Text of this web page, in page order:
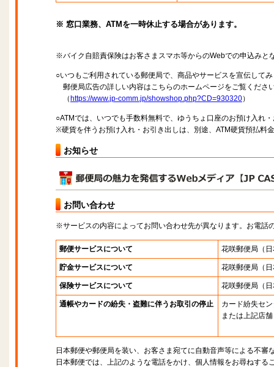
※ 窓口業務、ATMを一時休止する場合があります。
※バイク自賠責保険はお客さまスマホ等からのWebでの申込みと
○いつもご利用されている郵便局で、商品やサービスを宣伝して
郵便局広告の詳しい内容はこちらのホームページをご覧くださ
（ https://www.jp-comm.jp/showshop.php?CD=930320）
○ATMでは、いつでも手数料無料で、ゆうちょ口座のお預け入れ
※硬貨を伴うお預け入れ・お引き出しは、別途、ATM硬貨預払料
お知らせ
お問い合わせ
※サービスの内容によってお問い合わせ先が異なります。お電話
郵便サービスについて 花咲郵便局 （
貯金サービスについて 花咲郵便局 （
保険サービスについて 花咲郵便局 （
通帳やカードの紛失・盗難に伴うお取引の停止
カード紛失セ
または上記店舗
日本郵便や郵便局を装い、お客さま宛てに自動音声等による不審
日本郵便では、上記のような電話をかけ、個人情報をお尋ねする